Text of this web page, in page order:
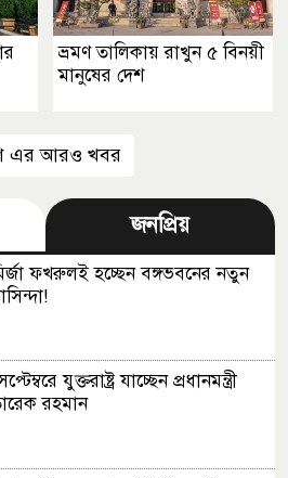
ভ্রমণ তালিকায় রাখুন ৫ বিনয়ী
মানুষের দেশ
এর আরও খবর
জনপ্রিয়
ফখরুলই হচ্ছেন বঙ্গভবনের নতুন
যুক্তরাষ্ট্র যাচ্ছেন প্রধানমন্ত্রী
রহমান